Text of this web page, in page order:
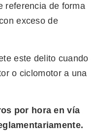
referencia de forma
exceso de
este delito cuando
o ciclomotor a una
por hora en vía